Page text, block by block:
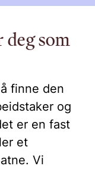
som
finne den
og
er en fast
et
Vi